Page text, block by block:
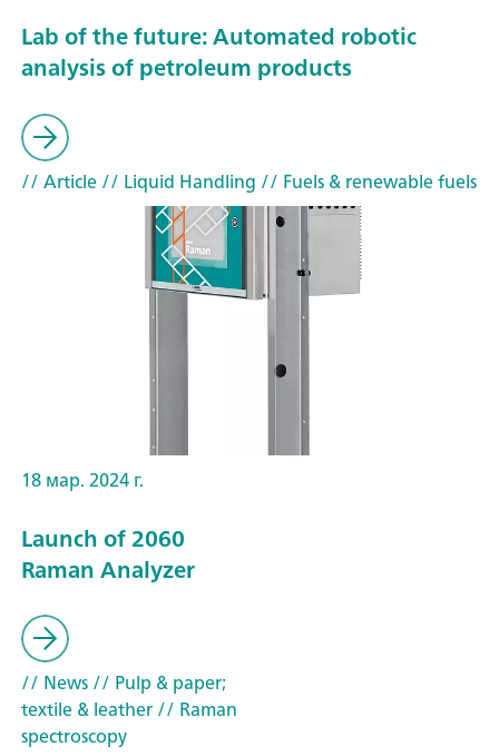
Lab of the future: Automated robotic
analysis of petroleum products
// Article// Liquid Handling // Fuels & renewable fuels
18 мар. 2024 г.
Launch of 2060
Raman Analyzer
// News// Pulp & paper;
textile & leather// Raman
spectroscopy